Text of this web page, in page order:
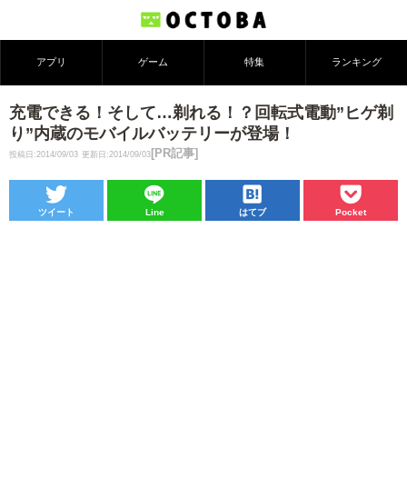
アプリ ゲーム 特集 ランキング
充電できる！そして…剃れる！？回転式電動”ヒゲ剃
り”内蔵のモバイルバッテリーが登場！
投稿日:2014/09/03 更新日:2014/09/03 [PR記事]
ツイート Line はてブ Pocket